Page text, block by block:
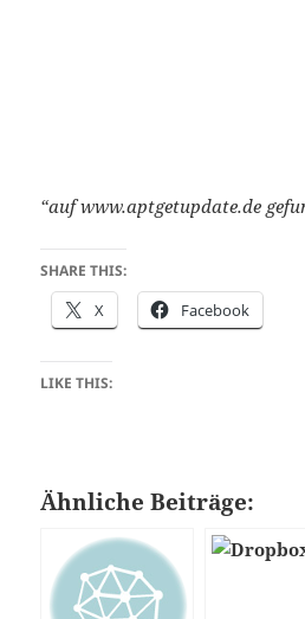
“auf www.aptgetupdate.de
SHARE THIS:
X Facebook
LIKE THIS:
Ähnliche Beiträge: